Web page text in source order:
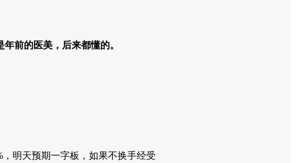
前的医美，后来都懂的。
明天预期一字板，如果不换手经受